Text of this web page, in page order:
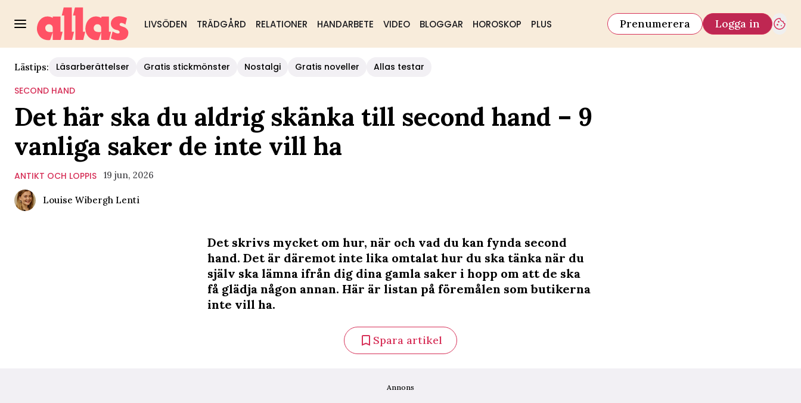
LIVSÖDEN TRÄDGÅRD RELATIONER HANDARBETE VIDEO BLOGGAR HOROSKOP PLUS Prenumerera Logga in
Lästips: Läsarberättelser Gratis stickmönster Nostalgi Gratis noveller
Allas testar
SECOND HAND
Det här ska du aldrig skänka till second hand – 9
vanliga saker de inte vill ha
ANTIKT OCH LOPPIS 19 jun, 2026
Louise Wibergh Lenti
Det skrivs mycket om hur, när och vad du kan fynda second
hand. Det är däremot inte lika omtalat hur du ska tänka när du
själv ska lämna ifrån dig dina gamla saker i hopp om att de ska
få glädja någon annan. Här är listan på föremålen som butikerna
inte vill ha.
Spara artikel
Annons